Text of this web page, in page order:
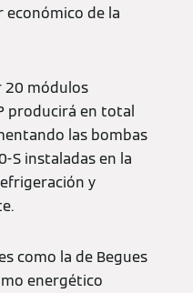
económico de la
20 módulos
producirá en total
las bombas
S instaladas en la
y
como la de Begues
energético